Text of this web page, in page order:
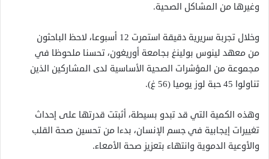
وغيرها من المشاكل الصحية.
وخلال تجربة سريرية دقيقة استمرت 12 أسبوعا، لاحظ الباحثون
من معهد لينوس بولينغ بجامعة أوريغون، تحسنا ملحوظا في
مجموعة من المؤشرات الصحية الأساسية لدى المشاركين الذين
تناولوا 45 حبة لوز يوميا (56 غ).
وهذه الكمية التي قد تبدو بسيطة، أثبتت قدرتها على إحداث
تغييرات إيجابية في جسم الإنسان، بدءا من تحسين صحة القلب
والأوعية الدموية وانتهاء بتعزيز صحة الأمعاء.